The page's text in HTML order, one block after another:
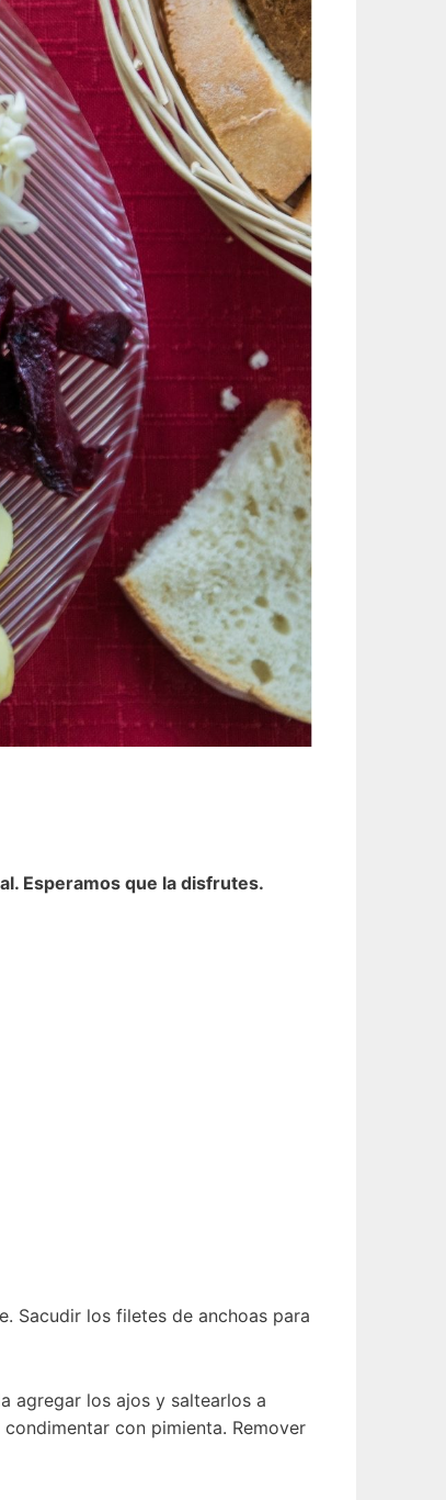
Esperamos que la disfrutes.
Sacudir los filetes de anchoas para
agregar los ajos y saltearlos a
con pimienta. Remover